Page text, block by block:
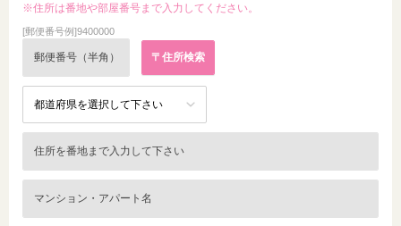
※住所は番地や部屋番号まで入力してください。
[郵便番号例]9400000